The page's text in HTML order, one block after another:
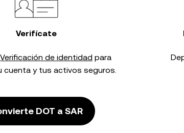
Verifícate
Verificación de identidad para
cuenta y tus activos seguros.
DOT a SAR